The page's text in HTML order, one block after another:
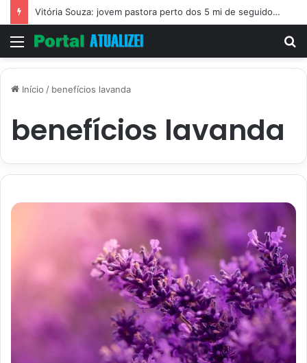
Vitória Souza: jovem pastora perto dos 5 mi de seguidores na web
Menu
Início / benefícios lavanda
benefícios lavanda